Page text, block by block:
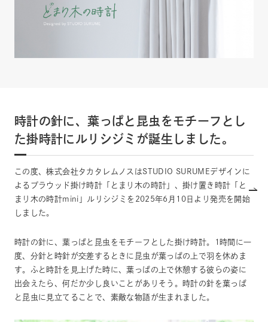
時計の針に、葉っぱと昆虫をモチーフとし
た掛時計にルリシジミが誕生しました。
この度、株式会社タカタレムノスはSTUDIO SURUMEデザインに
よるプラウッド掛け時計「とまり木の時計」、掛け置き時計「と
まり木の時計mini」ルリシジミを2025年6月10日より発売を開始
しました。
時計の針に、葉っぱと昆虫をモチーフとした掛け時計。1時間に一
度、分針と時針が交差するときに昆虫が葉っぱの上で羽を休めま
す。ふと時計を見上げた時に、葉っぱの上で休憩する彼らの姿に
出会えたら、何だか少し良いことがありそう。時計の針を葉っぱ
と昆虫に見立てることで、素敵な物語が生まれました。